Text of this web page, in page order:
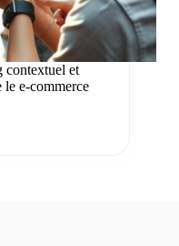
contextuel et
e-commerce